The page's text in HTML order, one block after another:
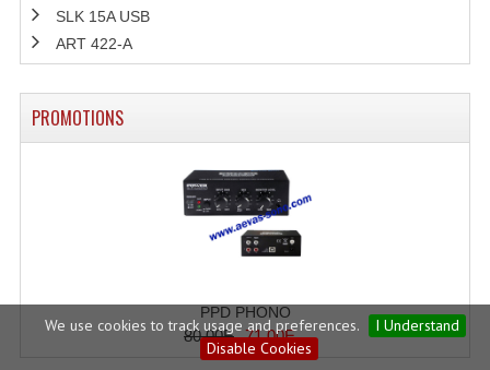
We use cookies to track usage and preferences.
I Understand
Disable Cookies
SLK 15A USB
ART 422-A
PROMOTIONS
PPD PHONO
80.00E 71.00E